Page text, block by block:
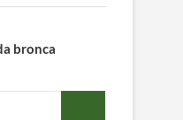
bronca